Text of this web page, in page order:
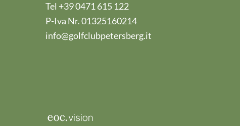
Tel +39 0471 615 122
P-Iva Nr. 01325160214
info@golfclubpetersberg.it